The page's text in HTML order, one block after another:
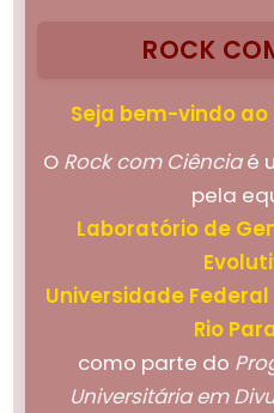
ROCK
Seja bem-vindo
O Rock com Ciênciaé
pela
Laboratório de
Universidade
Rio
como parte do
Universitária em